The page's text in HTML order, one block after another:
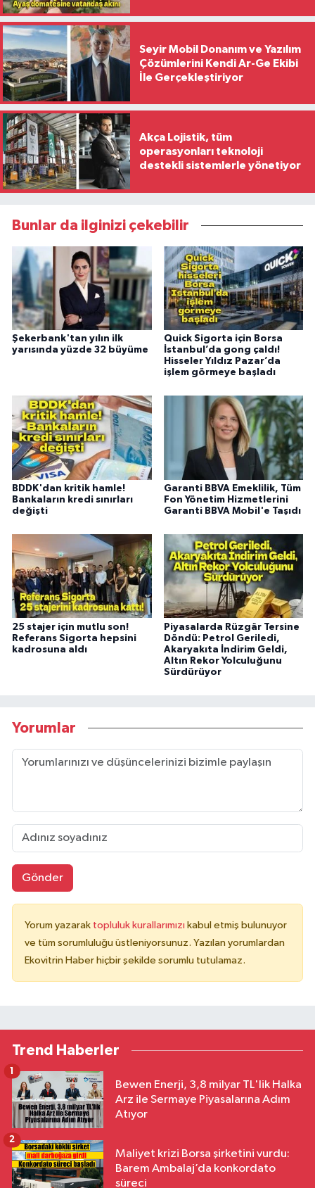
Seyir Mobil Donanım ve Yazılım
Çözümlerini Kendi Ar-Ge Ekibi
İle Gerçekleştiriyor
Akça Lojistik, tüm
operasyonları teknoloji
destekli sistemlerle yönetiyor
Bunlar da ilginizi çekebilir
Şekerbank'tan yılın ilk
yarısında yüzde 32 büyüme
Quick Sigorta için Borsa
İstanbul’da gong çaldı!
Hisseler Yıldız Pazar’da
işlem görmeye başladı
BDDK'dan kritik hamle!
Bankaların kredi sınırları
değişti
Garanti BBVA Emeklilik, Tüm
Fon Yönetim Hizmetlerini
Garanti BBVA Mobil'e Taşıdı
25 stajer için mutlu son!
Referans Sigorta hepsini
kadrosuna aldı
Piyasalarda Rüzgâr Tersine
Döndü: Petrol Geriledi,
Akaryakıta İndirim Geldi,
Altın Rekor Yolculuğunu
Sürdürüyor
Yorumlar
Gönder
Yorum yazarak topluluk kurallarımızı kabul etmiş bulunuyor
ve tüm sorumluluğu üstleniyorsunuz. Yazılan yorumlardan
Ekovitrin Haber hiçbir şekilde sorumlu tutulamaz.
Trend Haberler
Bewen Enerji, 3,8 milyar TL'lik Halka
Arz ile Sermaye Piyasalarına Adım
Atıyor
1
Maliyet krizi Borsa şirketini vurdu:
Barem Ambalaj’da konkordato
süreci
2